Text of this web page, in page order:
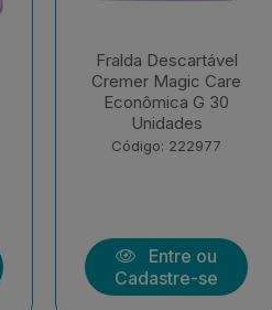
Fralda Descartável
Cremer Hiper G
Código: 177258
Entre ou
Cadastre-se